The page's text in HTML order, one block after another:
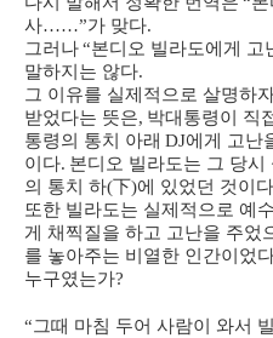
사……”가 맞다.
그러나“본디오 빌라도에게 고
말하지는 않다.
그 이유를 실제적으로 살명하
받었다는 뜻은, 박대통령이 직
통령의 통치 아래 DJ에게 고난
이다. 본디오 빌라도는 그 당시
의 통치 하(下)에 있었던 것이다
또한 빌라도는 실제적으로 예
게 채찍질을 하고 고난을 주었
를 놓아주는 비열한 인간이었
누구였는가?
“그때 마침 두어 사람이 와서